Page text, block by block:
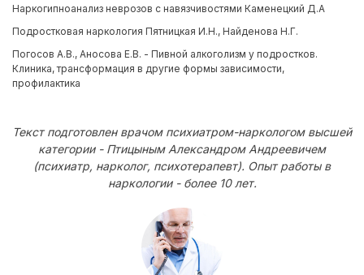
Наркогипноанализ неврозов с навязчивостями Каменецкий Д.А
Подростковая наркология Пятницкая И.Н., Найденова Н.Г.
Погосов А.В., Аносова Е.В. - Пивной алкоголизм у подростков.
Клиника, трансформация в другие формы зависимости,
профилактика
Текст подготовлен врачом психиатром-наркологом высшей
категории - Птицыным Александром Андреевичем
(психиатр, нарколог, психотерапевт). Опыт работы в
наркологии - более 10 лет.